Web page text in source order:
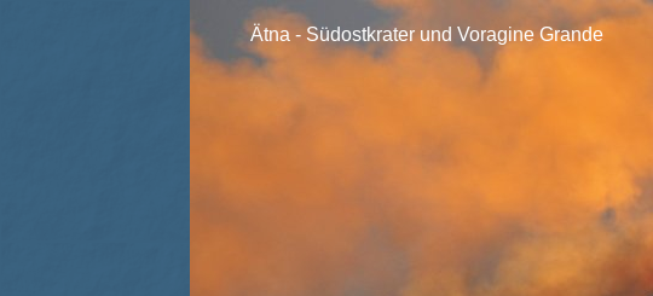
Ätna - Südostkrater und Voragine Grande